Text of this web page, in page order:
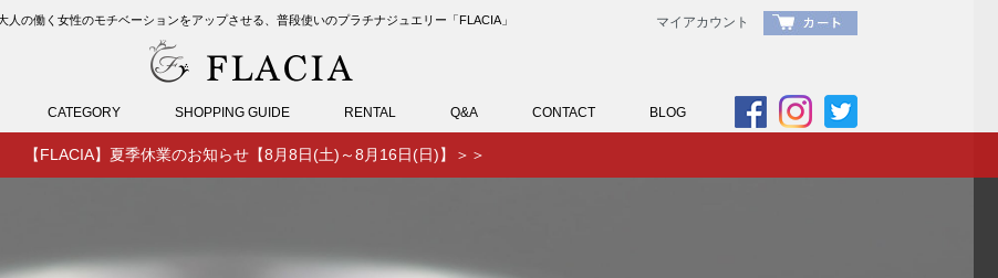
マイアカウント
人の働く女性のモチベーションをアップさせる、 普段使いのプラチナジュエリー「FLACIA」
CATEGORY SHOPPING GUIDE RENTAL Q&A CONTACT BLOG
【FLACIA】夏季休業のお知らせ【8月8日(土)～8月16日(日)】＞＞